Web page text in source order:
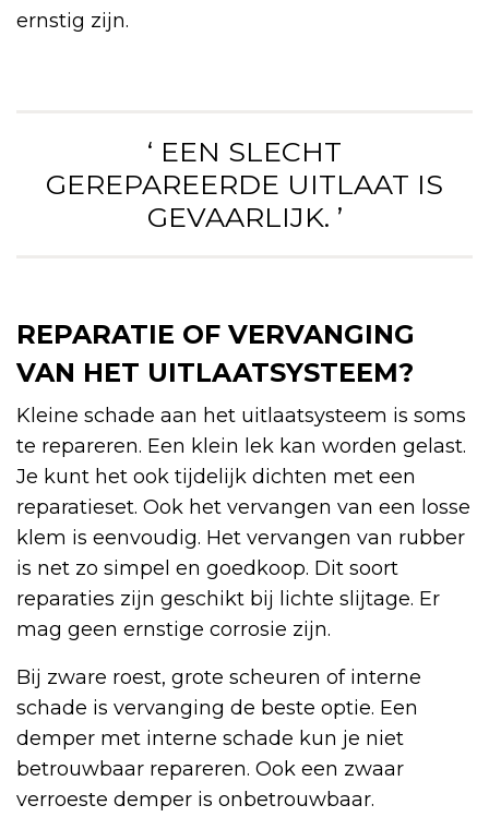
ernstig zijn.
‘ EEN SLECHT
GEREPAREERDE UITLAAT IS
GEVAARLIJK. ’
REPARATIE OF VERVANGING
VAN HET UITLAATSYSTEEM?
Kleine schade aan het uitlaatsysteem is soms
te repareren. Een klein lek kan worden gelast.
Je kunt het ook tijdelijk dichten met een
reparatieset. Ook het vervangen van een losse
klem is eenvoudig. Het vervangen van rubber
is net zo simpel en goedkoop. Dit soort
reparaties zijn geschikt bij lichte slijtage. Er
mag geen ernstige corrosie zijn.
Bij zware roest, grote scheuren of interne
schade is vervanging de beste optie. Een
demper met interne schade kun je niet
betrouwbaar repareren. Ook een zwaar
verroeste demper is onbetrouwbaar.